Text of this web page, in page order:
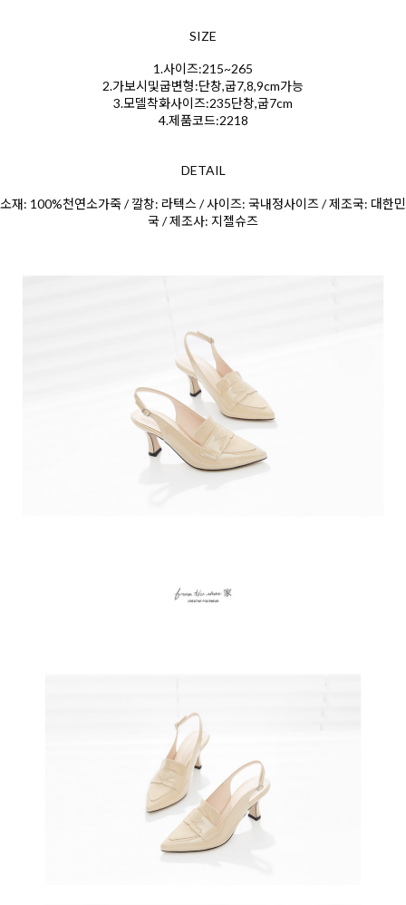
SIZE
1.사이즈:215~265
2.가보시및굽변형:단창,굽7,8,9cm가능
3.모델착화사이즈:235단창,굽7cm
4.제품코드:2218
DETAIL
소재: 100%천연소가죽 / 깔창: 라텍스 / 사이즈: 국내정사이즈 / 제조국: 대한민
국 / 제조사: 지젤슈즈